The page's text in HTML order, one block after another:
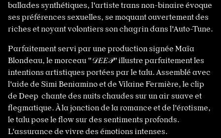
ballades synthétiques, l'artiste trans non-binaire évoque
ses préférences sexuelles, se moquant ouvertement des
riches et noyant volontiers son chagrin dans l'Auto-Tune.
Parfaitement servi par une production signée Maïa
Blondeau, le morceau "𝒟𝐸𝐸𝒫" illustre parfaitement les
intentions artistiques portées par le talu. Assemblé avec
l'aide de Simi Beniamino et de Vilaine Fermière, le clip
de Deep chante des nuits chaudes sur un air suave et
flegmatique. À la jonction de la romance et de l'érotisme,
le talu pose le flow sur des sentiments profonds.
L'assurance de vivre des émotions intenses.